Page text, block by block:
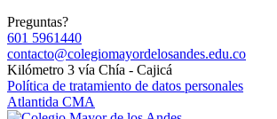
Preguntas?
601 5961440
contacto@colegiomayordelosandes.edu.co
Kilómetro 3 vía Chía - Cajicá
Política de tratamiento de datos personales
Atlantida CMA